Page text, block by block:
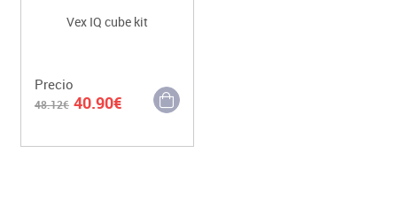
Vex IQ cube kit
Precio
48.12€ 40.90€